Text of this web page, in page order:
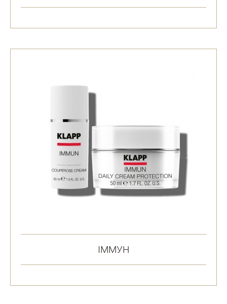
ІММУН